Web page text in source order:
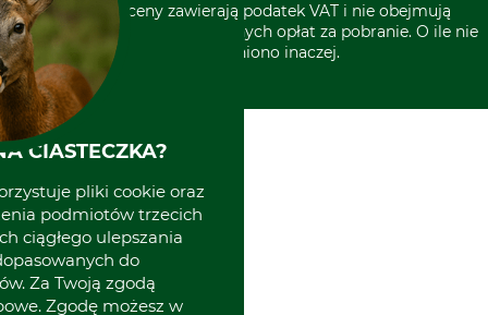
* Wszystkie ceny zawierają podatek VAT i nie obejmują
kosztów wysyłki lub ewentualnych opłat za pobranie. O ile nie
wyszczególniono inaczej.
CIASTECZKA?
pliki cookie oraz
podmiotów trzecich
ciągłego ulepszania
do
Za Twoją zgodą
Zgodę możesz w